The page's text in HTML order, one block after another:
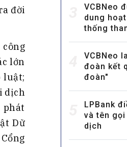
E-
đời
lớn
luật;
dịch
phát
Dữ
VCBNeo
dung
thống
VCBNeo
đoàn kết
đoàn"
LPBank
và tên
dịch